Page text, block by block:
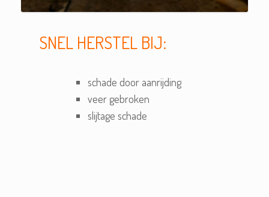
SNEL HERSTEL BIJ:
schade door aanrijding
veer gebroken
slijtage schade